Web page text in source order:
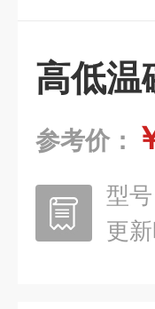
高低温
参考价：
型号
更新